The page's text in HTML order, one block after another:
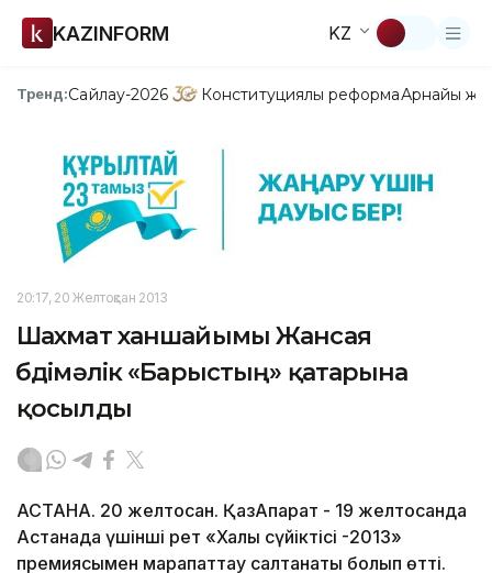
KAZINFORM KZ
Тренд:Сайлау-2026 Конституциялық реформаАрнайы
20:17, 20 Желтоқсан 2013
Шахмат ханшайымы Жансая
Әбдімәлік «Барыстың» қатарына
қосылды
АСТАНА. 20 желтоқсан. ҚазАқпарат - 19 желтоқсанда
Астанада үшінші рет «Халық сүйіктісі -2013»
премиясымен марапаттау салтанаты болып өтті.